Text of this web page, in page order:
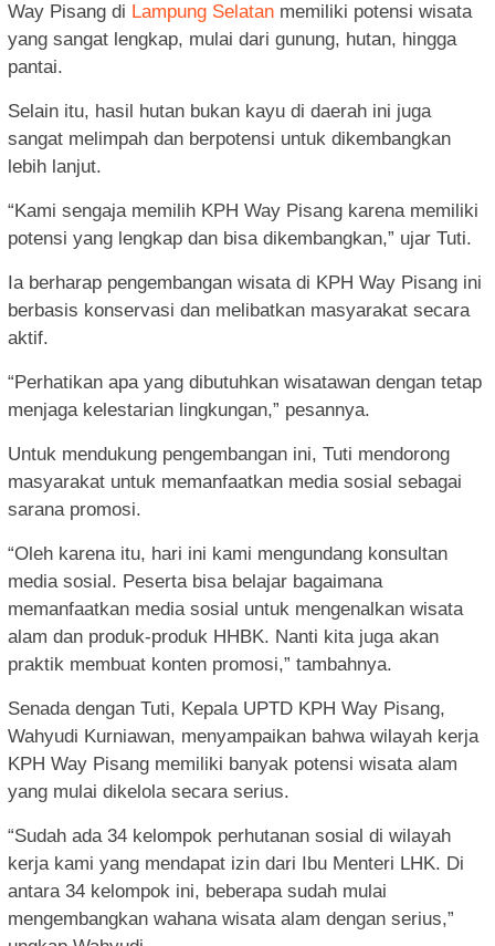
Way Pisang di Lampung Selatan memiliki potensi wisata
yang sangat lengkap, mulai dari gunung, hutan, hingga
pantai.
Selain itu, hasil hutan bukan kayu di daerah ini juga
sangat melimpah dan berpotensi untuk dikembangkan
lebih lanjut.
“Kami sengaja memilih KPH Way Pisang karena memiliki
potensi yang lengkap dan bisa dikembangkan,” ujar Tuti.
Ia berharap pengembangan wisata di KPH Way Pisang ini
berbasis konservasi dan melibatkan masyarakat secara
aktif.
“Perhatikan apa yang dibutuhkan wisatawan dengan tetap
menjaga kelestarian lingkungan,” pesannya.
Untuk mendukung pengembangan ini, Tuti mendorong
masyarakat untuk memanfaatkan media sosial sebagai
sarana promosi.
“Oleh karena itu, hari ini kami mengundang konsultan
media sosial. Peserta bisa belajar bagaimana
memanfaatkan media sosial untuk mengenalkan wisata
alam dan produk-produk HHBK. Nanti kita juga akan
praktik membuat konten promosi,” tambahnya.
Senada dengan Tuti, Kepala UPTD KPH Way Pisang,
Wahyudi Kurniawan, menyampaikan bahwa wilayah kerja
KPH Way Pisang memiliki banyak potensi wisata alam
yang mulai dikelola secara serius.
“Sudah ada 34 kelompok perhutanan sosial di wilayah
kerja kami yang mendapat izin dari Ibu Menteri LHK. Di
antara 34 kelompok ini, beberapa sudah mulai
mengembangkan wahana wisata alam dengan serius,”